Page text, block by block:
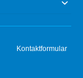
Kontaktformular